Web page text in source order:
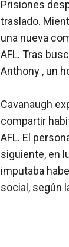
Prisiones
traslado.
una nueva
AFL. Tras
Anthony , un
Cavanaugh
compartir
AFL. El
siguiente, en
imputaba
social, según